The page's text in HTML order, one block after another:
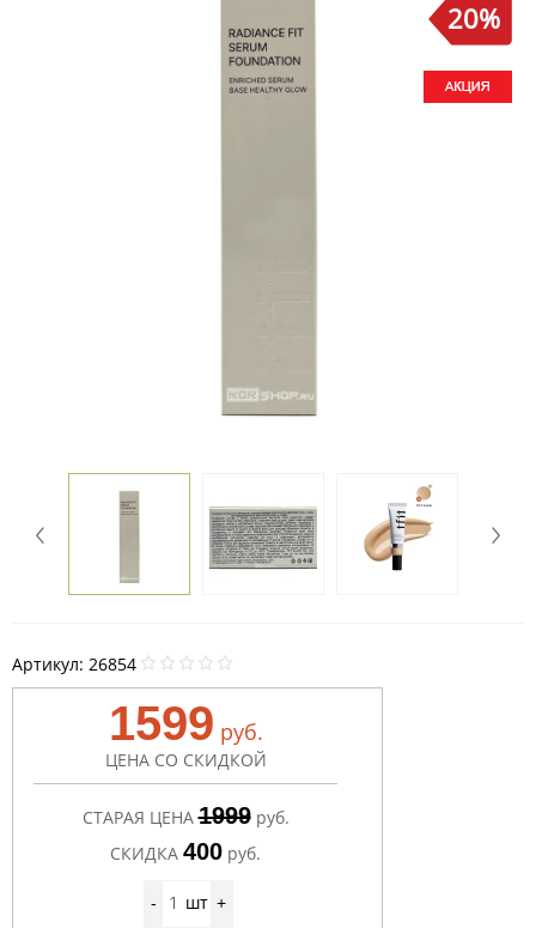
20%
Артикул: 26854
1599 руб.
ЦЕНА СО СКИДКОЙ
СТАРАЯ ЦЕНА 1999 руб.
СКИДКА 400 руб.
- шт +